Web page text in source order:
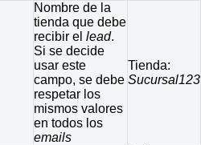
Nombre de la
tienda que debe
recibir el lead.
Si se decide
usar este
campo, se debe
respetar los
mismos valores
en todos los
emails
Tienda:
Sucursal123